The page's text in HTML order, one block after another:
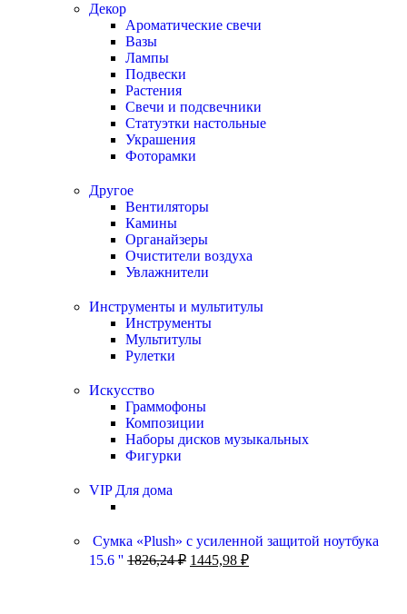
Декор
Ароматические свечи
Вазы
Лампы
Подвески
Растения
Свечи и подсвечники
Статуэтки настольные
Украшения
Фоторамки
Другое
Вентиляторы
Камины
Органайзеры
Очистители воздуха
Увлажнители
Инструменты и мультитулы
Инструменты
Мультитулы
Рулетки
Искусство
Граммофоны
Композиции
Наборы дисков музыкальных
Фигурки
VIP Для дома
Сумка «Plush» c усиленной защитой ноутбука
15.6 '' 1826,24₽ 1445,98 ₽